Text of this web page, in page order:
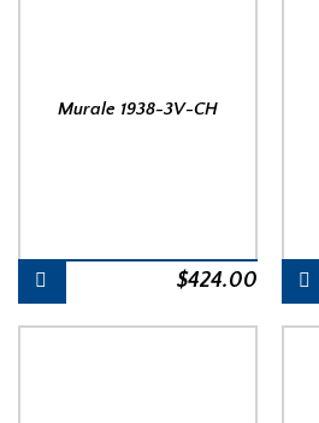
Murale 1938-3V-CH
$424.00